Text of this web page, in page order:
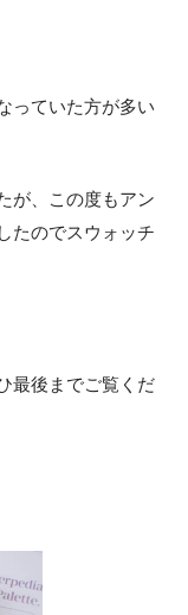
っていた方が多い
が、この度もアン
たのでスウォッチ
最後までご覧くだ